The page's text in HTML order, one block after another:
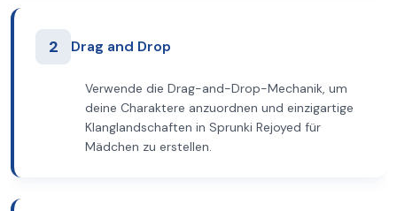
2 Drag and Drop
Verwende die Drag-and-Drop-Mechanik, um
deine Charaktere anzuordnen und einzigartige
Klanglandschaften in Sprunki Rejoyed für
Mädchen zu erstellen.